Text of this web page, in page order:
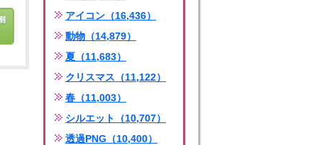
アイコン（16,436）
動物（14,879）
夏（11,683）
クリスマス（11,122）
春（11,003）
シルエット（10,707）
透過PNG（10,400）